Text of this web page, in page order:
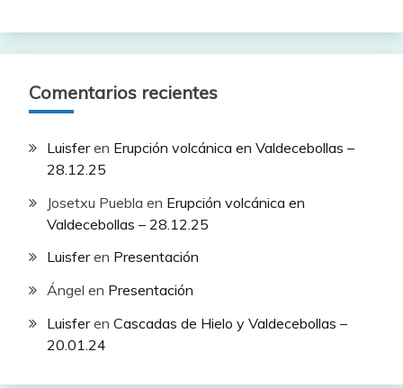
Comentarios recientes
Luisferen Erupción volcánica en Valdecebollas –
28.12.25
Josetxu Puebla en Erupción volcánica en
Valdecebollas – 28.12.25
Luisferen Presentación
Ángel en Presentación
Luisferen Cascadas de Hielo y Valdecebollas –
20.01.24